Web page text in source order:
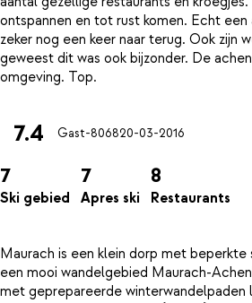
ontspannen en tot rust komen. Echt een
zeker nog een keer naar terug. Ook zijn
geweest dit was ook bijzonder. De
7.4 Gast-806820-03-2016
7
Ski gebied
7
Apres ski
8
Restaurants
Maurach is een klein dorp met beperkte
een mooi wandelgebied Maurach-
met geprepareerde winterwandelpaden